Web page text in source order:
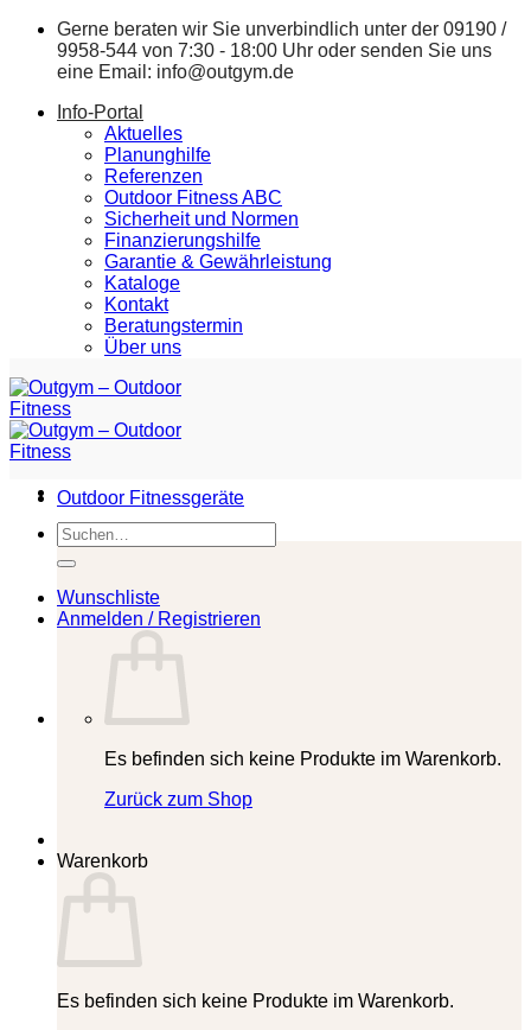
Zum
springen
Gerne beraten wir Sie unverbindlich unter der 09190 /
9958-544 von 7:30 - 18:00 Uhr oder senden Sie uns
eine Email: info@outgym.de
Info-Portal
Aktuelles
Planunghilfe
Referenzen
Outdoor Fitness ABC
Sicherheit und Normen
Finanzierungshilfe
Garantie & Gewährleistung
Kataloge
Kontakt
Beratungstermin
Über uns
Suchen
nach:
Wunschliste
Anmelden / Registrieren
Es befinden sich keine Produkte im Warenkorb.
Zurück zum Shop
Warenkorb
Es befinden sich keine Produkte im Warenkorb.
Outdoor Fitnessgeräte